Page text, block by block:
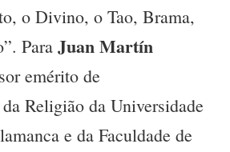
o Divino, o Tao, Brama,
ParaJuan Martín
emérito de
Religião da Universidade
e da Faculdade de